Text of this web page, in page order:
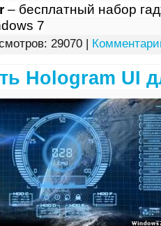
– бесплатный набор
7
29070 |
Hologram UI